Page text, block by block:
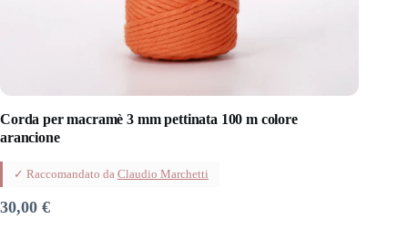
Corda per macramè 3 mm pettinata 100 m colore
arancione
✓ Raccomandato da Claudio Marchetti
30,00 €